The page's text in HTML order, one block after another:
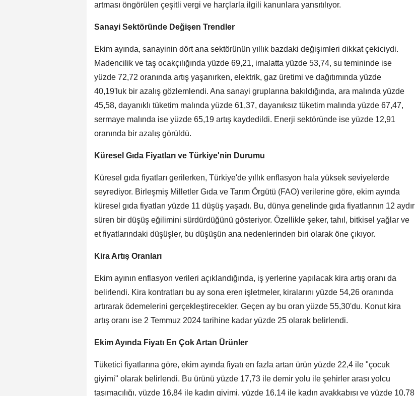
artması öngörülen çeşitli vergi ve harçlarla ilgili kanunlara yansıtılıyor.
Sanayi Sektöründe Değişen Trendler
Ekim ayında, sanayinin dört ana sektörünün yıllık bazdaki değişimleri dikkat çekiciydi.
Madencilik ve taş ocakçılığında yüzde 69,21, imalatta yüzde 53,74, su temininde ise
yüzde 72,72 oranında artış yaşanırken, elektrik, gaz üretimi ve dağıtımında yüzde
40,19'luk bir azalış gözlemlendi. Ana sanayi gruplarına bakıldığında, ara malında yüzde
45,58, dayanıklı tüketim malında yüzde 61,37, dayanıksız tüketim malında yüzde 67,47,
sermaye malında ise yüzde 65,19 artış kaydedildi. Enerji sektöründe ise yüzde 12,91
oranında bir azalış görüldü.
Küresel Gıda Fiyatları ve Türkiye'nin Durumu
Küresel gıda fiyatları gerilerken, Türkiye'de yıllık enflasyon hala yüksek seviyelerde
seyrediyor. Birleşmiş Milletler Gıda ve Tarım Örgütü (FAO) verilerine göre, ekim ayında
küresel gıda fiyatları yüzde 11 düşüş yaşadı. Bu, dünya genelinde gıda fiyatlarının 12 aydır
süren bir düşüş eğilimini sürdürdüğünü gösteriyor. Özellikle şeker, tahıl, bitkisel yağlar ve
et fiyatlarındaki düşüşler, bu düşüşün ana nedenlerinden biri olarak öne çıkıyor.
Kira Artış Oranları
Ekim ayının enflasyon verileri açıklandığında, iş yerlerine yapılacak kira artış oranı da
belirlendi. Kira kontratları bu ay sona eren işletmeler, kiralarını yüzde 54,26 oranında
artırarak ödemelerini gerçekleştirecekler. Geçen ay bu oran yüzde 55,30'du. Konut kira
artış oranı ise 2 Temmuz 2024 tarihine kadar yüzde 25 olarak belirlendi.
Ekim Ayında Fiyatı En Çok Artan Ürünler
Tüketici fiyatlarına göre, ekim ayında fiyatı en fazla artan ürün yüzde 22,4 ile "çocuk
giyimi" olarak belirlendi. Bu ürünü yüzde 17,73 ile demir yolu ile şehirler arası yolcu
taşımacılığı, yüzde 16,84 ile kadın giyimi, yüzde 16,14 ile kadın ayakkabısı ve yüzde 10,78